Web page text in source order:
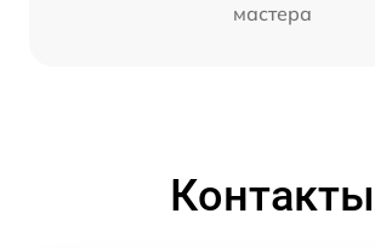
мастера
Контакты